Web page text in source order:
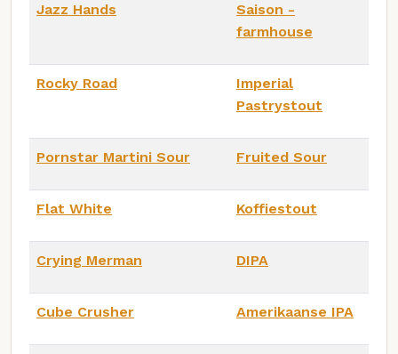
Jazz Hands
Saison -
farmhouse
Rocky Road
Imperial
Pastrystout
Pornstar Martini Sour Fruited Sour
Flat White Koffiestout
Crying Merman DIPA
Cube Crusher Amerikaanse IPA